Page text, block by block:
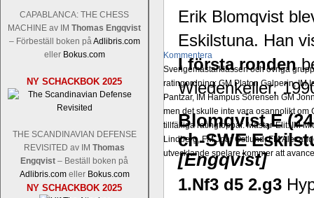
CAPABLANCA: THE CHESS
MACHINE av IM Thomas Engqvist
– Förbeställ boken påAdlibris.com
eller Bokus.com
NY SCHACKBOK 2025
THE SCANDINAVIAN DEFENSE
REVISITED av IM Thomas
Engqvist – Beställ boken på
Adlibris.comeller Bokus.com
NY SCHACKBOK 2025
Kommentera
Sverigemästarklassen och övriga
ratingordning: GM Platon Galperin, IM
Pantzar, IM Hampus Sörensen GM
men det skulle inte vara osannolikt om
tillfälliga ratingtoppar. Mästar-Elit: IM
Lindberg, FM Joar Östlund, FM
utvecklande spelare kommer att
Erik Blomqvist
Eskilstuna. Han
I första ronden
Wiedenkeller,
Blomqvist,E
ch-SWE
[Engqvist]
1.Nf3 d5 2.g3